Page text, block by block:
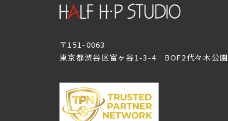
〒151-0063
東京都渋谷区富ヶ谷1-3-4 BOF2代々木公園